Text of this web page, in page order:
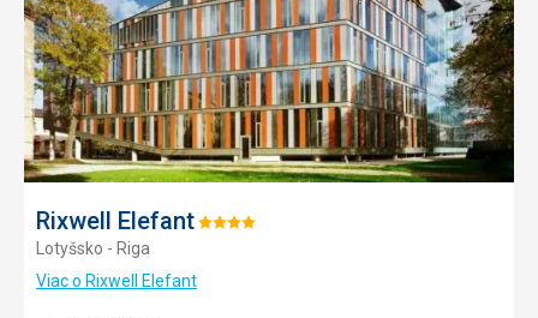
Rixwell ElefantHodnotenie:
Lotyšsko - Riga
Viac o Rixwell Elefant